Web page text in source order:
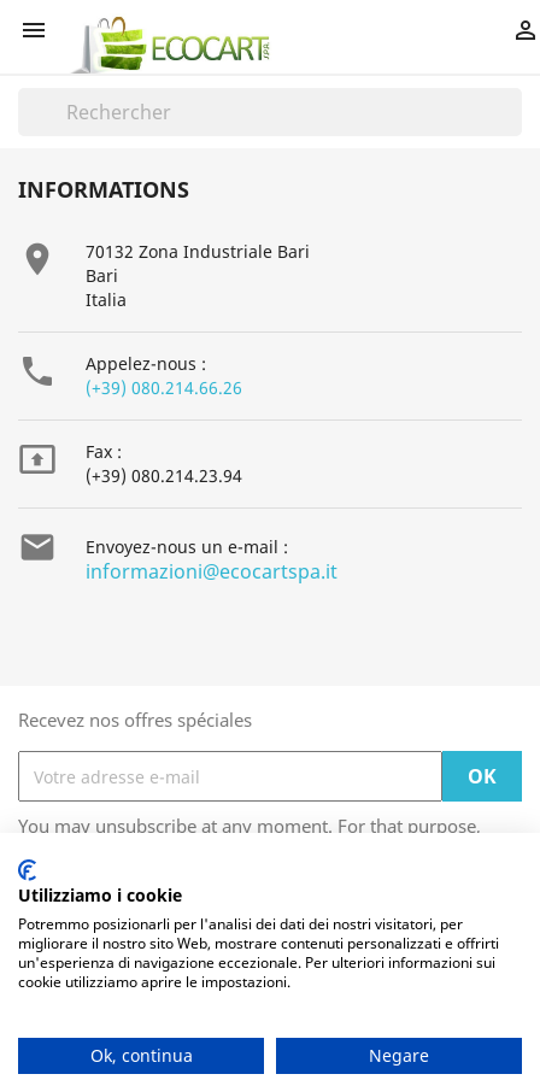
Les cookies nous permettent de personnaliser le
contenu et les annonces, d'offrir des fonctionnalités
relatives aux médias sociaux et d'analyser notre trafic.
Nous partageons également des informations sur
celles-ci avec d'autres informations que vous leur avez
fournies ou qu'ils ont collectées lors de votre utilisation
 
INFORMATIONS

70132 Zona Industriale Bari
Bari
Italia

Appelez-nous :
(+39) 080.214.66.26

Fax :
(+39) 080.214.23.94
 Envoyez-nous un e-mail :
informazioni@ecocartspa.it
Recevez nos offres spéciales
You may unsubscribe at any moment. For that purpose,
FOOTER CONTENT (MIGRATED) 
Utilizziamo i cookie
Potremmo posizionarli per l'analisi dei dati dei nostri visitatori, per
migliorare il nostro sito Web, mostrare contenuti personalizzati e offrirti
un'esperienza di navigazione eccezionale. Per ulteriori informazioni sui
cookie utilizziamo aprire le impostazioni.
Ok, continua Negare